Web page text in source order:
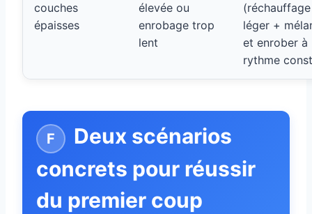
couches
épaisses
élevée ou
enrobage trop
lent
(réchauffage
léger +
et enrober à
rythme
Deux scénarios
concrets pour réussir
du premier coup